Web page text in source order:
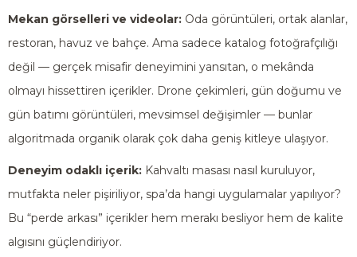
Mekan görselleri ve videolar: Oda görüntüleri, ortak alanlar,
restoran, havuz ve bahçe. Ama sadece katalog fotoğrafçılığı
değil — gerçek misafir deneyimini yansıtan, o mekânda
olmayı hissettiren içerikler. Drone çekimleri, gün doğumu ve
gün batımı görüntüleri, mevsimsel değişimler — bunlar
algoritmada organik olarak çok daha geniş kitleye ulaşıyor.
Deneyim odaklı içerik: Kahvaltı masası nasıl kuruluyor,
mutfakta neler pişiriliyor, spa’da hangi uygulamalar yapılıyor?
Bu “perde arkası” içerikler hem merakı besliyor hem de kalite
algısını güçlendiriyor.